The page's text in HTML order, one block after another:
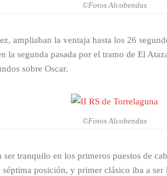
©Fotos Alcobendas
ampliaban la ventaja hasta los 26
segunda pasada por el tramo de El
sobre Oscar.
©Fotos Alcobendas
tranquilo en los primeros puestos de
posición, y primer clásico iba a